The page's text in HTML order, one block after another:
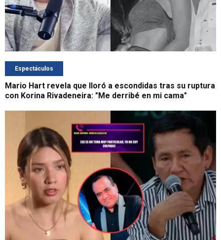
Espectáculos
Mario Hart revela que lloró a escondidas tras su ruptura
con Korina Rivadeneira: "Me derribé en mi cama"